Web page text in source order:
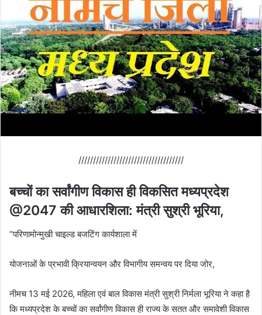
////////////////////////////////////
बच्चों का सर्वांगीण विकास ही विकसित मध्यप्रदेश
@2047 की आधारशिला: मंत्री सुश्री भूरिया,
“परिणामोन्मुखी चाइल्ड बजटिंग कार्यशाला में
योजनाओं के प्रभावी क्रियान्वयन और विभागीय समन्वय पर दिया जोर,
नीमच 13 मई 2026, महिला एवं बाल विकास मंत्री सुश्री निर्मला भूरिया ने कहा है
कि मध्यप्रदेश के बच्चों का सर्वांगीण विकास ही राज्य के सतत और समावेशी विकास